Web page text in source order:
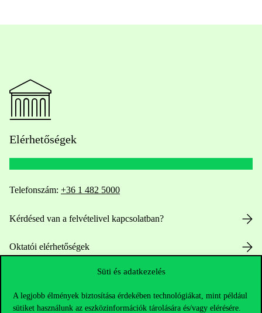
Süti és adatkezelés
A legjobb élmények biztosítása érdekében technológiákat, mint például
sütiket használunk az eszközinformációk tárolására és/vagy elérésére.
Elérhetőségek
Telefonszám: +36 1 482 5000
Kérdésed van a felvételivel kapcsolatban?
Oktatói elérhetőségek
HUB jelenlegi hallgatóinknak
Sajtó:press@uni-corvinus.hu